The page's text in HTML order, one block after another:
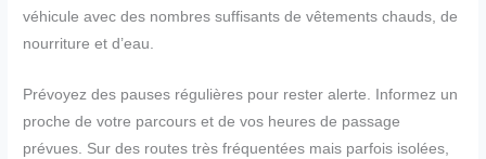
véhicule avec des nombres suffisants de vêtements chauds, de
nourriture et d’eau.
Prévoyez des pauses régulières pour rester alerte. Informez un
proche de votre parcours et de vos heures de passage
prévues. Sur des routes très fréquentées mais parfois isolées,